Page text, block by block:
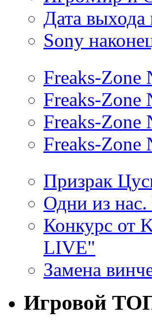
Дата
Sony
Freaks-
Freaks-
Freaks-
Freaks-
Призрак
Одни из
Конкурс от
LIVE"
Замена
Игровой